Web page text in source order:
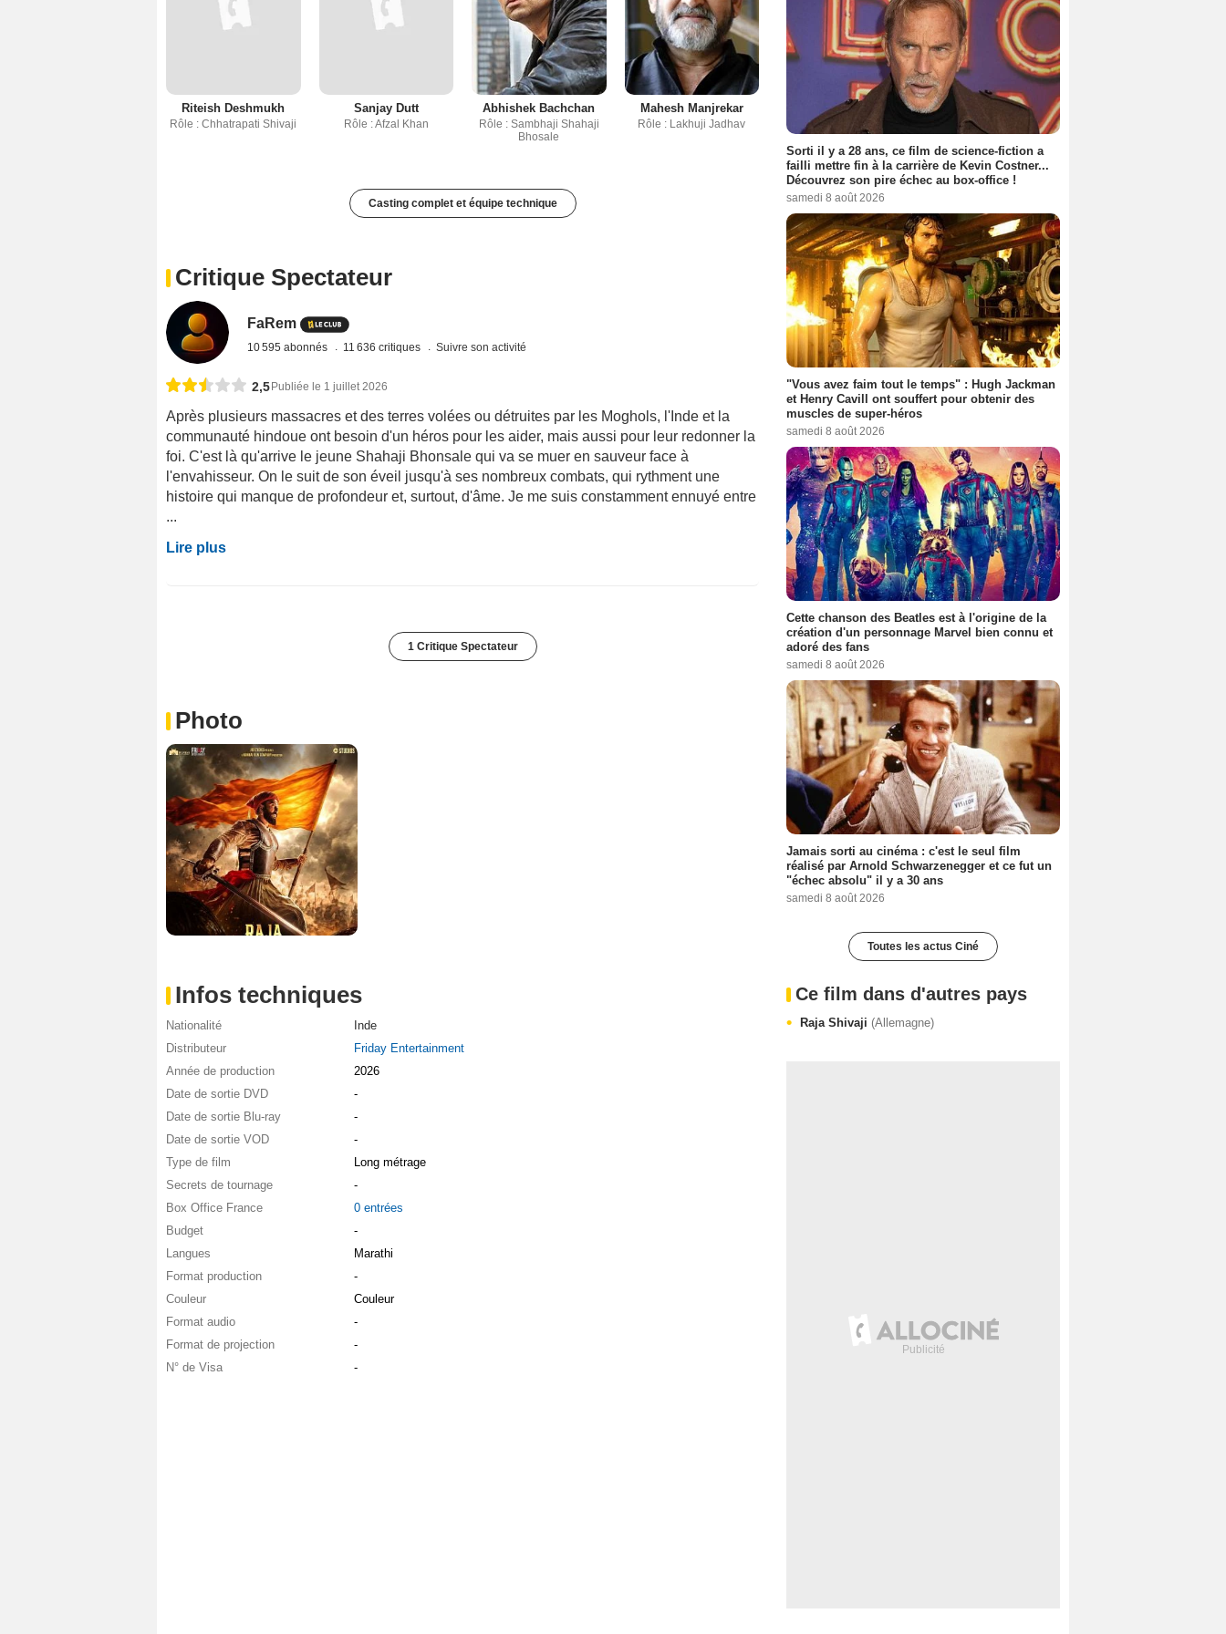
Riteish Deshmukh
Rôle : Chhatrapati Shivaji
Sanjay Dutt
Rôle : Afzal Khan
Abhishek Bachchan
Rôle : Sambhaji Shahaji
Bhosale
Mahesh Manjrekar
Rôle : Lakhuji Jadhav
Casting complet et équipe technique
Critique Spectateur
FaRem
10 595 abonnés 11 636 critiques Suivre son activité
2,5Publiée le 1 juillet 2026
Après plusieurs massacres et des terres volées ou détruites par les Moghols, l'Inde et la
communauté hindoue ont besoin d'un héros pour les aider, mais aussi pour leur redonner la
foi. C'est là qu'arrive le jeune Shahaji Bhonsale qui va se muer en sauveur face à
l'envahisseur. On le suit de son éveil jusqu'à ses nombreux combats, qui rythment une
histoire qui manque de profondeur et, surtout, d'âme. Je me suis constamment ennuyé entre
...
Lire plus
1 Critique Spectateur
Photo
Infos techniques
Nationalité
Inde
Distributeur
Friday Entertainment
Année de production
2026
Date de sortie DVD
-
Date de sortie Blu-ray
-
Date de sortie VOD
-
Type de film
Long métrage
Secrets de tournage
-
Box Office France
0 entrées
Budget
-
Langues
Marathi
Format production
-
Couleur
Couleur
Format audio
-
Format de projection
-
N° de Visa
-
Sorti il y a 28 ans, ce film de science-fiction a
failli mettre fin à la carrière de Kevin Costner...
Découvrez son pire échec au box-office !
samedi 8 août 2026
"Vous avez faim tout le temps" : Hugh Jackman
et Henry Cavill ont souffert pour obtenir des
muscles de super-héros
samedi 8 août 2026
Cette chanson des Beatles est à l'origine de la
création d'un personnage Marvel bien connu et
adoré des fans
samedi 8 août 2026
Jamais sorti au cinéma : c'est le seul film
réalisé par Arnold Schwarzenegger et ce fut un
"échec absolu" il y a 30 ans
samedi 8 août 2026
Toutes les actus Ciné
Ce film dans d'autres pays
Raja Shivaji (Allemagne)